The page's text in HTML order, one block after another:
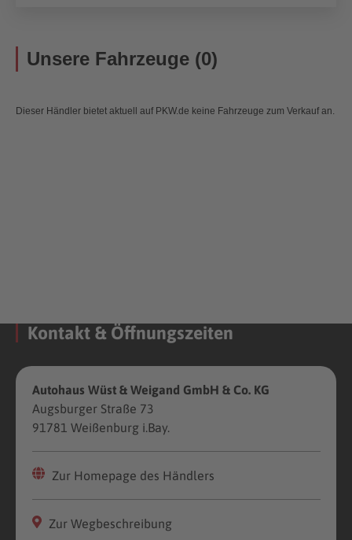
Unsere Fahrzeuge (0)
Dieser Händler bietet aktuell auf PKW.de keine Fahrzeuge zum Verkauf an.
Kontakt & Öffnungszeiten
Autohaus Wüst & Weigand GmbH & Co. KG
Augsburger Straße 73
91781 Weißenburg i.Bay.
Zur Homepage des Händlers
Zur Wegbeschreibung